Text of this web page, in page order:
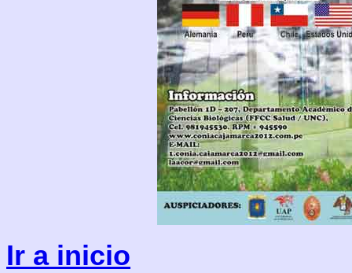
Ir a inicio